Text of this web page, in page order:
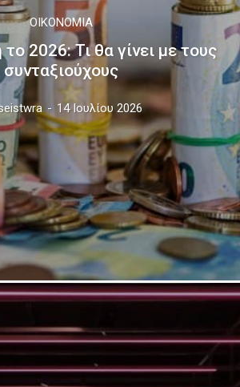
ΟΙΚΟΝΟΜΊΑ
2026: Τι θα γίνει με τους
συνταξιούχους
- 14 Ιουλίου 2026